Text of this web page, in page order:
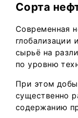
Сорта
Современная
глобализации
сырьё на
по уровню
При этом
существенно
содержанию